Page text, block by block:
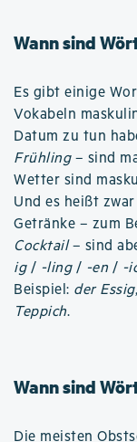
Wann sind
Es gibt einige
Vokabeln
Datum zu tun
Frühling– sind
Wetter sind
Und es heißt zwar
Getränke – zum
Cocktail– sind
ig/ -ling/ -en / -
Beispiel: der Essig,
Teppich.
Wann sind
Die meisten